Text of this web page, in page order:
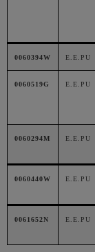
0060394W E.E.PU
0060519G E.E.PU
0060294M E.E.PU
0060440W E.E.PU
0061652N E.E.PU